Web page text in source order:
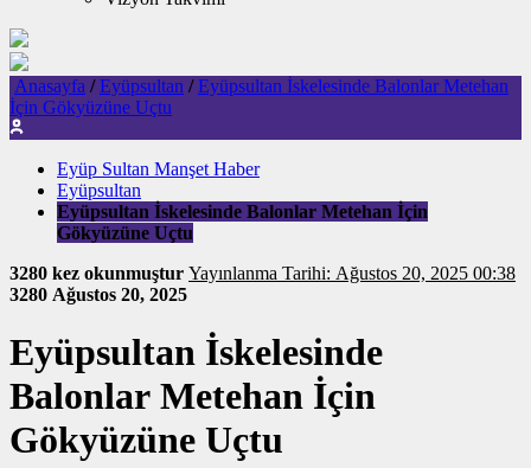
Anasayfa / Eyüpsultan / Eyüpsultan İskelesinde Balonlar Metehan
İçin Gökyüzüne Uçtu
Eyüp Sultan Manşet Haber
Eyüpsultan
Eyüpsultan İskelesinde Balonlar Metehan İçin
Gökyüzüne Uçtu
3280 kez okunmuştur
Yayınlanma Tarihi: Ağustos 20, 2025 00:38
3280 Ağustos 20, 2025
Eyüpsultan İskelesinde
Balonlar Metehan İçin
Gökyüzüne Uçtu